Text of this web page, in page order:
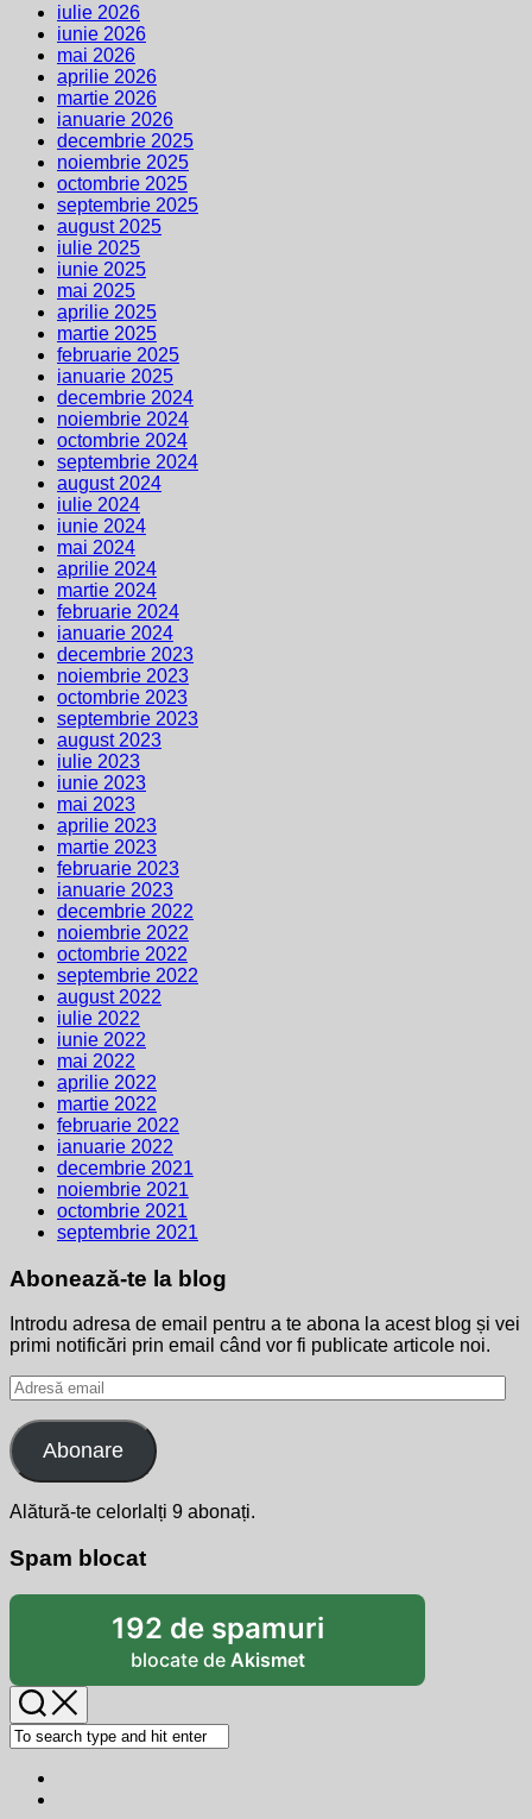
iulie 2026
iunie 2026
mai 2026
aprilie 2026
martie 2026
ianuarie 2026
decembrie 2025
noiembrie 2025
octombrie 2025
septembrie 2025
august 2025
iulie 2025
iunie 2025
mai 2025
aprilie 2025
martie 2025
februarie 2025
ianuarie 2025
decembrie 2024
noiembrie 2024
octombrie 2024
septembrie 2024
august 2024
iulie 2024
iunie 2024
mai 2024
aprilie 2024
martie 2024
februarie 2024
ianuarie 2024
decembrie 2023
noiembrie 2023
octombrie 2023
septembrie 2023
august 2023
iulie 2023
iunie 2023
mai 2023
aprilie 2023
martie 2023
februarie 2023
ianuarie 2023
decembrie 2022
noiembrie 2022
octombrie 2022
septembrie 2022
august 2022
iulie 2022
iunie 2022
mai 2022
aprilie 2022
martie 2022
februarie 2022
ianuarie 2022
decembrie 2021
noiembrie 2021
octombrie 2021
septembrie 2021
Abonează-te la blog
Introdu adresa de email pentru a te abona la acest blog și vei
primi notificări prin email când vor fi publicate articole noi.
Adresă
email
Abonare
Alătură-te celorlalți 9 abonați.
Spam blocat
192 de spamuri
blocate de Akismet